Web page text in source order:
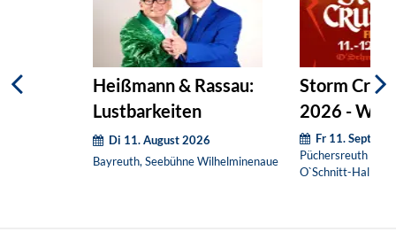
Heißmann & Rassau:
Lustbarkeiten
Di 11. August 2026
Bayreuth, Seebühne Wilhelminenaue
Storm
2026 -
Fr 11.
Püchersreuth /
O`Schnitt-Halle